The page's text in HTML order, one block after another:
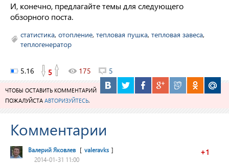
И, конечно, предлагайте темы для следующего
обзорного поста.
статистика, отопление, тепловая пушка, тепловая завеса,
теплогенератор
5.16 5 175 5
ЧТОБЫ ОСТАВИТЬ КОММЕНТАРИЙ
ПОЖАЛУЙСТА АВТОРИЗУЙТЕСЬ.
Комментарии
+1
Валерий Яковлев [ valeravks ]
2014-01-31 11:00